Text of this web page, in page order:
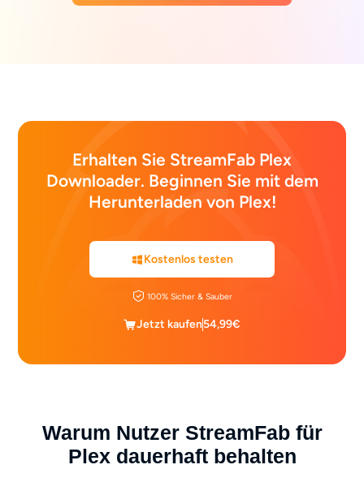
Erhalten Sie StreamFab Plex
Downloader. Beginnen Sie mit dem
Herunterladen von Plex!
Kostenlos testen
100% Sicher & Sauber
Jetzt kaufen54,99€
Warum Nutzer StreamFab für
Plex dauerhaft behalten